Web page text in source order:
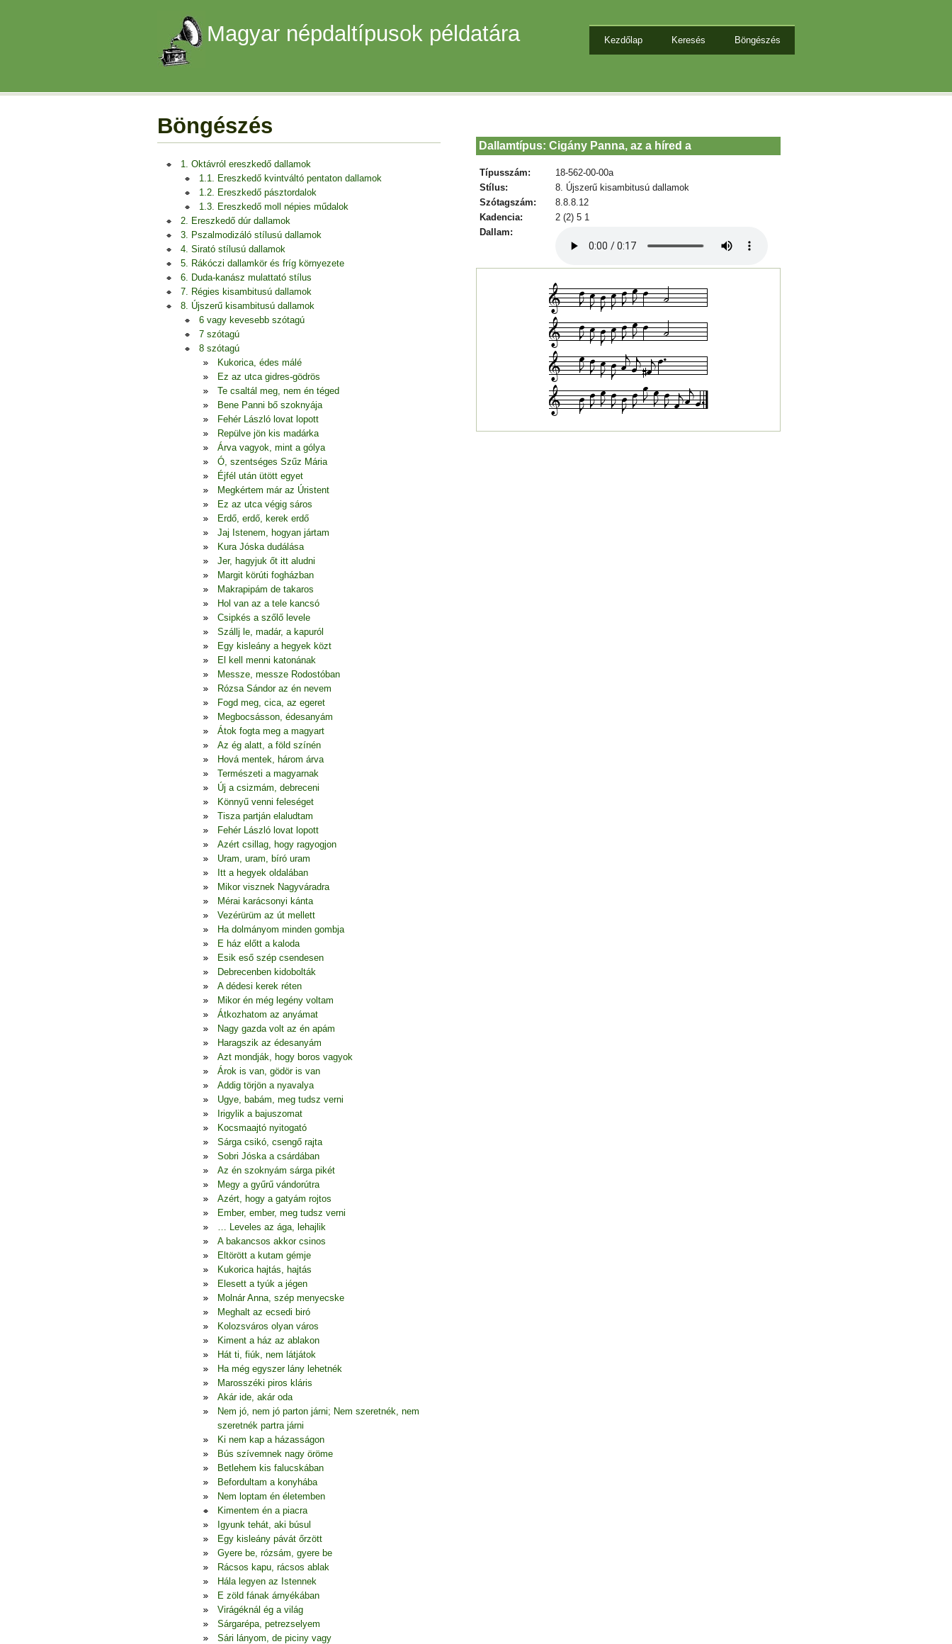
Magyar népdaltípusok példatára Kezdőlap Keresés Böngészés
Böngészés
1. Oktávról ereszkedő dallamok
1.1. Ereszkedő kvintváltó pentaton dallamok
1.2. Ereszkedő pásztordalok
1.3. Ereszkedő moll népies műdalok
2. Ereszkedő dúr dallamok
3. Pszalmodizáló stílusú dallamok
4. Sirató stílusú dallamok
5. Rákóczi dallamkör és fríg környezete
6. Duda-kanász mulattató stílus
7. Régies kisambitusú dallamok
8. Újszerű kisambitusú dallamok
6 vagy kevesebb szótagú
7 szótagú
8 szótagú
Kukorica, édes málé
Ez az utca gidres-gödrös
Te csaltál meg, nem én téged
Bene Panni bő szoknyája
Fehér László lovat lopott
Repülve jön kis madárka
Árva vagyok, mint a gólya
Ó, szentséges Szűz Mária
Éjfél után ütött egyet
Megkértem már az Úristent
Ez az utca végig sáros
Erdő, erdő, kerek erdő
Jaj Istenem, hogyan jártam
Kura Jóska dudálása
Jer, hagyjuk őt itt aludni
Margit körúti fogházban
Makrapipám de takaros
Hol van az a tele kancsó
Csipkés a szőlő levele
Szállj le, madár, a kapuról
Egy kisleány a hegyek közt
El kell menni katonának
Messze, messze Rodostóban
Rózsa Sándor az én nevem
Fogd meg, cica, az egeret
Megbocsásson, édesanyám
Átok fogta meg a magyart
Az ég alatt, a föld színén
Hová mentek, három árva
Természeti a magyarnak
Új a csizmám, debreceni
Könnyű venni feleséget
Tisza partján elaludtam
Fehér László lovat lopott
Azért csillag, hogy ragyogjon
Uram, uram, bíró uram
Itt a hegyek oldalában
Mikor visznek Nagyváradra
Mérai karácsonyi kánta
Vezérürüm az út mellett
Ha dolmányom minden gombja
E ház előtt a kaloda
Esik eső szép csendesen
Debrecenben kidobolták
A dédesi kerek réten
Mikor én még legény voltam
Átkozhatom az anyámat
Nagy gazda volt az én apám
Haragszik az édesanyám
Azt mondják, hogy boros vagyok
Árok is van, gödör is van
Addig törjön a nyavalya
Ugye, babám, meg tudsz verni
Irigylik a bajuszomat
Kocsmaajtó nyitogató
Sárga csikó, csengő rajta
Sobri Jóska a csárdában
Az én szoknyám sárga pikét
Megy a gyűrű vándorútra
Azért, hogy a gatyám rojtos
Ember, ember, meg tudsz verni
… Leveles az ága, lehajlik
A bakancsos akkor csinos
Eltörött a kutam gémje
Kukorica hajtás, hajtás
Elesett a tyúk a jégen
Molnár Anna, szép menyecske
Meghalt az ecsedi biró
Kolozsváros olyan város
Kiment a ház az ablakon
Hát ti, fiúk, nem látjátok
Ha még egyszer lány lehetnék
Marosszéki piros kláris
Akár ide, akár oda
Nem jó, nem jó parton járni; Nem szeretnék, nem
szeretnék partra járni
Ki nem kap a házasságon
Bús szívemnek nagy öröme
Betlehem kis falucskában
Befordultam a konyhába
Nem loptam én életemben
Kimentem én a piacra
Igyunk tehát, aki búsul
Egy kisleány pávát őrzött
Gyere be, rózsám, gyere be
Rácsos kapu, rácsos ablak
Hála legyen az Istennek
E zöld fának árnyékában
Virágéknál ég a világ
Sárgarépa, petrezselyem
Sári lányom, de piciny vagy
Dallamtípus: Cigány Panna, az a híred a
Típusszám:
18-562-00-00a
Stílus:
8. Újszerű kisambitusú dallamok
Szótagszám:
8.8.8.12
Kadencia:
2 (2) 5 1
Dallam: